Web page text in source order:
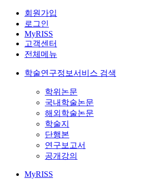
회원가입
로그인
MyRISS
고객센터
전체메뉴
학술연구정보서비스 검색
학위논문
국내학술논문
해외학술논문
학술지
단행본
연구보고서
공개강의
MyRISS